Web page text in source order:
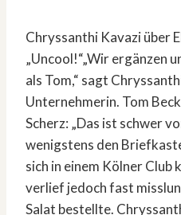
Chryssanthi Kavazi über
„Uncool!“„Wir ergänzen
als Tom,“ sagt
Unternehmerin. Tom
Scherz: „Das ist schwer
wenigstens den
sich in einem Kölner Club
verlief jedoch fast
Salat bestellte.